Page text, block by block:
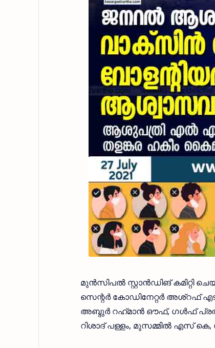
മുൻസിപൽ സ്റ്റാൻഡിങ് കമിറ്റി
സെന്റർ കോഡിനേറ്റർ അശ്‌റഫ്
അബ്ദുർ റഹ്‌മാൻ ഔഫ്, ഗൾഫ്
റിശാദ് പള്ളം, മുസമ്മിൽ എസ്